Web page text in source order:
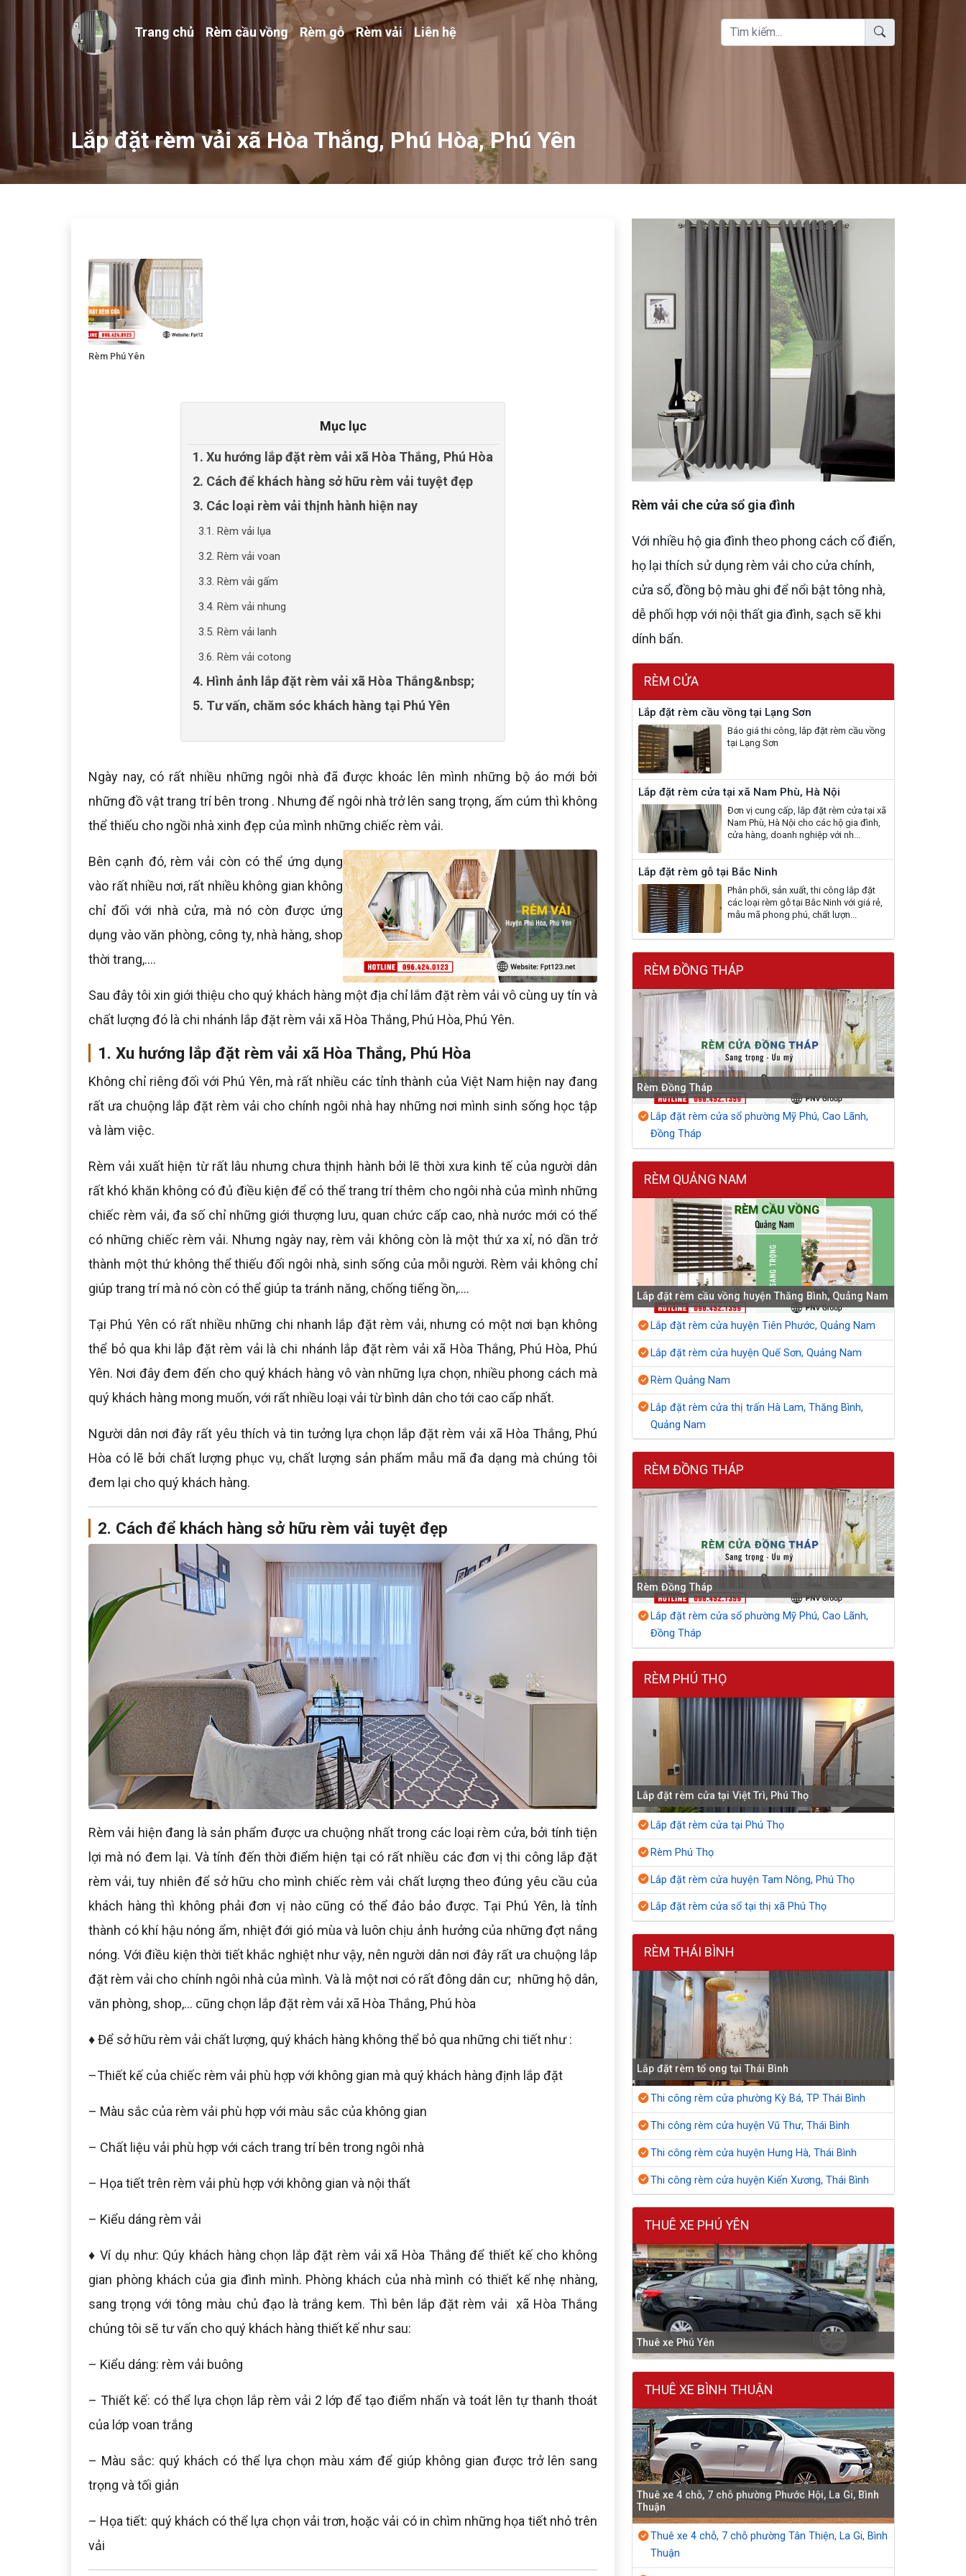
Trang chủ Rèm cầu vồng Rèm gỗ Rèm vải Liên hệ
Lắp đặt rèm vải xã Hòa Thắng, Phú Hòa, Phú Yên
Rèm Phú Yên
Mục lục
1. Xu hướng lắp đặt rèm vải xã Hòa Thắng, Phú Hòa
2. Cách để khách hàng sở hữu rèm vải tuyệt đẹp
3. Các loại rèm vải thịnh hành hiện nay
3.1. Rèm vải lụa
3.2. Rèm vải voan
3.3. Rèm vải gấm
3.4. Rèm vải nhung
3.5. Rèm vải lanh
3.6. Rèm vải cotong
4. Hình ảnh lắp đặt rèm vải xã Hòa Thắng&nbsp;
5. Tư vấn, chăm sóc khách hàng tại Phú Yên
Ngày nay, có rất nhiều những ngôi nhà đã được khoác lên mình những bộ áo mới bởi
những đồ vật trang trí bên trong . Nhưng để ngôi nhà trở lên sang trọng, ấm cúm thì không
thể thiếu cho ngồi nhà xinh đẹp của mình những chiếc rèm vải.
Bên cạnh đó, rèm vải còn có thể ứng dụng
vào rất nhiều nơi, rất nhiều không gian không
chỉ đối với nhà cửa, mà nó còn được ứng
dụng vào văn phòng, công ty, nhà hàng, shop
thời trang,....
Sau đây tôi xin giới thiệu cho quý khách hàng một địa chỉ lắm đặt rèm vải vô cùng uy tín và
chất lượng đó là chi nhánh lắp đặt rèm vải xã Hòa Thắng, Phú Hòa, Phú Yên.
1. Xu hướng lắp đặt rèm vải xã Hòa Thắng, Phú Hòa
Không chỉ riêng đối với Phú Yên, mà rất nhiều các tỉnh thành của Việt Nam hiện nay đang
rất ưa chuộng lắp đặt rèm vải cho chính ngôi nhà hay những nơi mình sinh sống học tập
và làm việc.
Rèm vải xuất hiện từ rất lâu nhưng chưa thịnh hành bởi lẽ thời xưa kinh tế của người dân
rất khó khăn không có đủ điều kiện để có thể trang trí thêm cho ngôi nhà của mình những
chiếc rèm vải, đa số chỉ những giới thượng lưu, quan chức cấp cao, nhà nước mới có thể
có những chiếc rèm vải. Nhưng ngày nay, rèm vải không còn là một thứ xa xỉ, nó dần trở
thành một thứ không thể thiếu đối ngôi nhà, sinh sống của mỗi người. Rèm vải không chỉ
giúp trang trí mà nó còn có thể giúp ta tránh năng, chống tiếng ồn,....
Tại Phú Yên có rất nhiều những chi nhanh lắp đặt rèm vải, nhưng có một nơi bạn không
thể bỏ qua khi lắp đặt rèm vải là chi nhánh lắp đặt rèm vải xã Hòa Thắng, Phú Hòa, Phú
Yên. Nơi đây đem đến cho quý khách hàng vô vàn những lựa chọn, nhiều phong cách mà
quý khách hàng mong muốn, với rất nhiều loại vải từ bình dân cho tới cao cấp nhất.
Người dân nơi đây rất yêu thích và tin tưởng lựa chọn lắp đặt rèm vải xã Hòa Thắng, Phú
Hòa có lẽ bởi chất lượng phục vụ, chất lượng sản phẩm mẫu mã đa dạng mà chúng tôi
đem lại cho quý khách hàng.
2. Cách để khách hàng sở hữu rèm vải tuyệt đẹp
Rèm vải hiện đang là sản phẩm được ưa chuộng nhất trong các loại rèm cửa, bởi tính tiện
lợi mà nó đem lại. Và tính đến thời điểm hiện tại có rất nhiều các đơn vị thi công lắp đặt
rèm vải, tuy nhiên để sở hữu cho mình chiếc rèm vải chất lượng theo đúng yêu cầu của
khách hàng thì không phải đơn vị nào cũng có thể đảo bảo được. Tại Phú Yên, là tỉnh
thành có khí hậu nóng ẩm, nhiệt đới gió mùa và luôn chịu ảnh hưởng của những đợt nắng
nóng. Với điều kiện thời tiết khắc nghiệt như vậy, nên người dân nơi đây rất ưa chuộng lắp
đặt rèm vải cho chính ngôi nhà của mình. Và là một nơi có rất đông dân cư; những hộ dân,
văn phòng, shop,... cũng chọn lắp đặt rèm vải xã Hòa Thắng, Phú hòa
♦ Để sở hữu rèm vải chất lượng, quý khách hàng không thể bỏ qua những chi tiết như :
–Thiết kế của chiếc rèm vải phù hợp với không gian mà quý khách hàng định lắp đặt
– Màu sắc của rèm vải phù hợp với màu sắc của không gian
– Chất liệu vải phù hợp với cách trang trí bên trong ngôi nhà
– Họa tiết trên rèm vải phù hợp với không gian và nội thất
– Kiểu dáng rèm vải
♦ Ví dụ như: Qúy khách hàng chọn lắp đặt rèm vải xã Hòa Thắng để thiết kế cho không
gian phòng khách của gia đình mình. Phòng khách của nhà mình có thiết kế nhẹ nhàng,
sang trọng với tông màu chủ đạo là trắng kem. Thì bên lắp đặt rèm vải xã Hòa Thắng
chúng tôi sẽ tư vấn cho quý khách hàng thiết kế như sau:
– Kiểu dáng: rèm vải buông
– Thiết kế: có thể lựa chọn lắp rèm vải 2 lớp để tạo điểm nhấn và toát lên tự thanh thoát
của lớp voan trắng
– Màu sắc: quý khách có thể lựa chọn màu xám để giúp không gian được trở lên sang
trọng và tối giản
– Họa tiết: quý khách có thể lựa chọn vải trơn, hoặc vải có in chìm những họa tiết nhỏ trên
vải
Rèm vải che cửa sổ gia đình
Với nhiều hộ gia đình theo phong cách cổ điển,
họ lại thích sử dụng rèm vải cho cửa chính,
cửa sổ, đồng bộ màu ghi để nổi bật tông nhà,
dễ phối hợp với nội thất gia đình, sạch sẽ khi
dính bẩn.
RÈM CỬA
Lắp đặt rèm cầu vồng tại Lạng Sơn
Báo giá thi công, lắp đặt rèm cầu vồng
tại Lạng Sơn
Lắp đặt rèm cửa tại xã Nam Phù, Hà Nội
Đơn vị cung cấp, lắp đặt rèm cửa tại xã
Nam Phù, Hà Nội cho các hộ gia đình,
cửa hàng, doanh nghiệp với nh...
Lắp đặt rèm gỗ tại Bắc Ninh
Phân phối, sản xuất, thi công lắp đặt
các loại rèm gỗ tại Bắc Ninh với giá rẻ,
mẫu mã phong phú, chất lượn...
RÈM ĐỒNG THÁP
Rèm Đồng Tháp
Lắp đặt rèm cửa sổ phường Mỹ Phú, Cao Lãnh,
Đồng Tháp
RÈM QUẢNG NAM
Lắp đặt rèm cầu vồng huyện Thăng Bình, Quảng Nam
Lắp đặt rèm cửa huyện Tiên Phước, Quảng Nam
Lắp đặt rèm cửa huyện Quế Sơn, Quảng Nam
Rèm Quảng Nam
Lắp đặt rèm cửa thị trấn Hà Lam, Thăng Bình,
Quảng Nam
RÈM ĐỒNG THÁP
Rèm Đồng Tháp
Lắp đặt rèm cửa sổ phường Mỹ Phú, Cao Lãnh,
Đồng Tháp
RÈM PHÚ THỌ
Lắp đặt rèm cửa tại Việt Trì, Phú Thọ
Lắp đặt rèm cửa tại Phú Thọ
Rèm Phú Thọ
Lắp đặt rèm cửa huyện Tam Nông, Phú Thọ
Lắp đặt rèm cửa sổ tại thị xã Phú Thọ
RÈM THÁI BÌNH
Lắp đặt rèm tổ ong tại Thái Bình
Thi công rèm cửa phường Kỳ Bá, TP Thái Bình
Thi công rèm cửa huyện Vũ Thư, Thái Bình
Thi công rèm cửa huyện Hưng Hà, Thái Bình
Thi công rèm cửa huyện Kiến Xương, Thái Bình
THUÊ XE PHÚ YÊN
Thuê xe Phú Yên
THUÊ XE BÌNH THUẬN
Thuê xe 4 chỗ, 7 chỗ phường Phước Hội, La Gi, Bình
Thuận
Thuê xe 4 chỗ, 7 chỗ phường Tân Thiện, La Gi, Bình
Thuận